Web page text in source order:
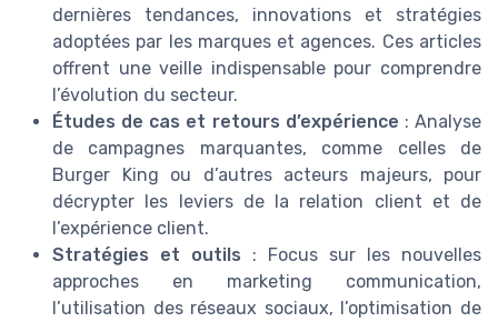
dernières tendances, innovations et stratégies
adoptées par les marques et agences. Ces articles
offrent une veille indispensable pour comprendre
l’évolution du secteur.
Études de cas et retours d’expérience : Analyse
de campagnes marquantes, comme celles de
Burger King ou d’autres acteurs majeurs, pour
décrypter les leviers de la relation client et de
l’expérience client.
Stratégies et outils : Focus sur les nouvelles
approches en marketing communication,
l’utilisation des réseaux sociaux, l’optimisation de